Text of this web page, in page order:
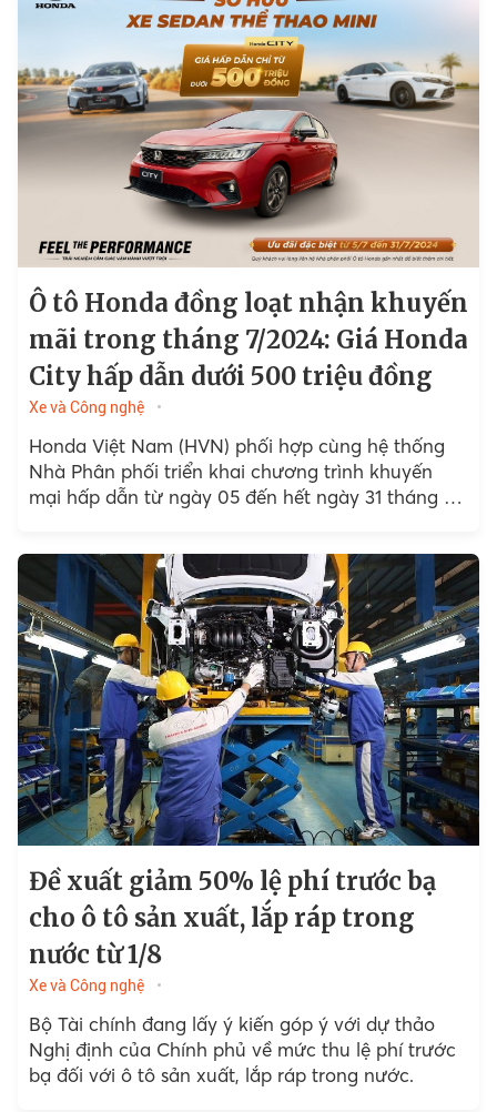
Ô tô Honda đồng loạt nhận khuyến
mãi trong tháng 7/2024: Giá Honda
City hấp dẫn dưới 500 triệu đồng
Xe và Công nghệ
Honda Việt Nam (HVN) phối hợp cùng hệ thống
Nhà Phân phối triển khai chương trình khuyến
mại hấp dẫn từ ngày 05 đến hết ngày 31 tháng 07
Đề xuất giảm 50% lệ phí trước bạ
cho ô tô sản xuất, lắp ráp trong
nước từ 1/8
Xe và Công nghệ
Bộ Tài chính đang lấy ý kiến góp ý với dự thảo
Nghị định của Chính phủ về mức thu lệ phí trước
bạ đối với ô tô sản xuất, lắp ráp trong nước.